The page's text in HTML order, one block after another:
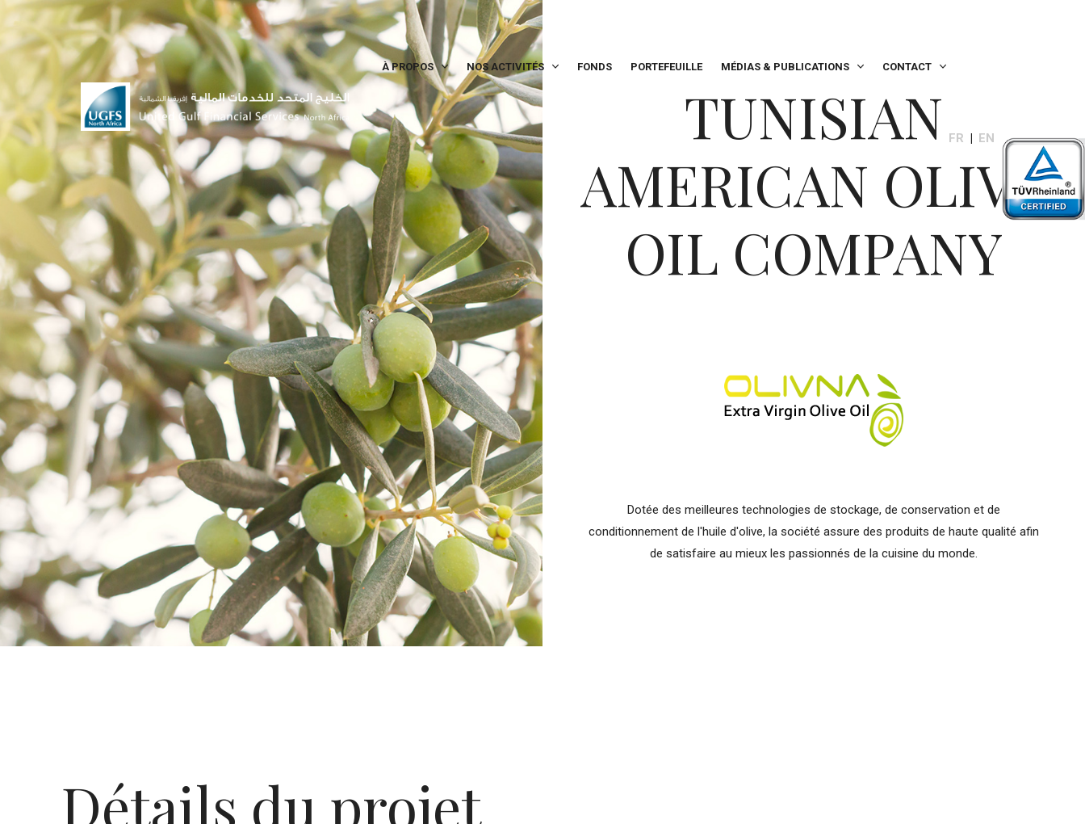
À PROPOS NOS ACTIVITÉS FONDS PORTEFEUILLE MÉDIAS & PUBLICATIONS CONTACT
FR EN
TUNISIAN
AMERICAN OLIVE
OIL COMPANY
Dotée des meilleures technologies de stockage, de conservation et de
conditionnement de l'huile d'olive, la société assure des produits de haute qualité afin
de satisfaire au mieux les passionnés de la cuisine du monde.
Détails du projet